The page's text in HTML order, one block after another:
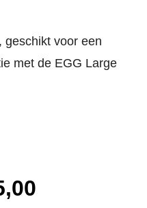
geschikt voor een
met de EGG Large